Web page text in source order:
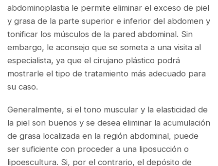
abdominoplastia le permite eliminar el exceso de piel
y grasa de la parte superior e inferior del abdomen y
tonificar los músculos de la pared abdominal. Sin
embargo, le aconsejo que se someta a una visita al
especialista, ya que el cirujano plástico podrá
mostrarle el tipo de tratamiento más adecuado para
su caso.
Generalmente, si el tono muscular y la elasticidad de
la piel son buenos y se desea eliminar la acumulación
de grasa localizada en la región abdominal, puede
ser suficiente con proceder a una liposucción o
lipoescultura. Si, por el contrario, el depósito de